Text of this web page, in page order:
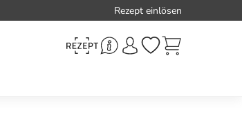
Rezept einlösen